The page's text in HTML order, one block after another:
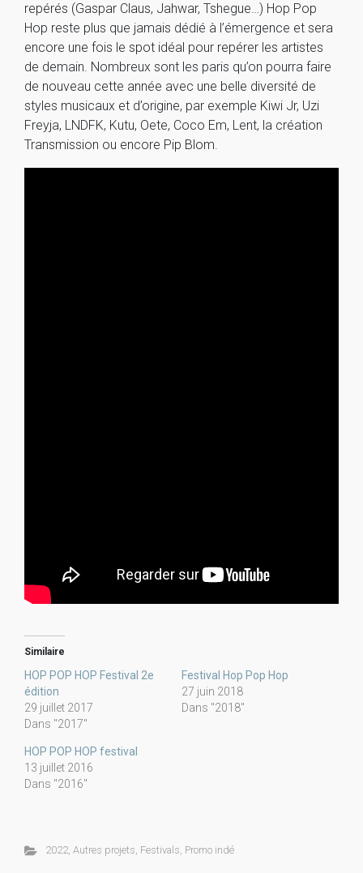
repérés (Gaspar Claus, Jahwar, Tshegue…) Hop Pop
Hop reste plus que jamais dédié à l’émergence et sera
encore une fois le spot idéal pour repérer les artistes
de demain. Nombreux sont les paris qu’on pourra faire
de nouveau cette année avec une belle diversité de
styles musicaux et d’origine, par exemple Kiwi Jr, Uzi
Freyja, LNDFK, Kutu, Oete, Coco Em, Lent, la création
Transmission ou encore Pip Blom.
Similaire
HOP POP HOP Festival 2e
édition
29 juillet 2017
Dans "2017"
Festival Hop Pop Hop
27 juin 2018
Dans "2018"
HOP POP HOP festival
13 juillet 2016
Dans "2016"
2022, Autres projets, Festivals, Promo indé